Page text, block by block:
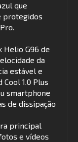
que
protegidos
Helio G96 de
da
estável e
1.0 Plus
smartphone
de dissipação
principal
e vídeos